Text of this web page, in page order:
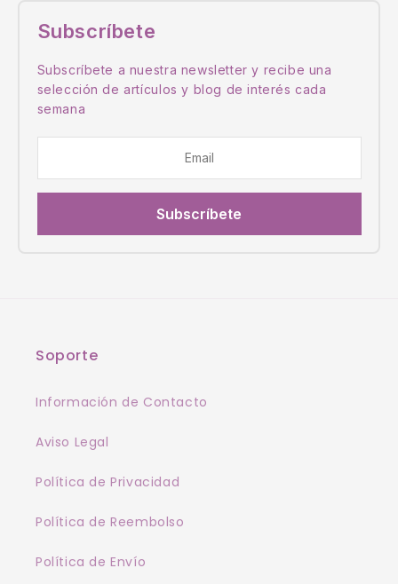
Subscríbete
Subscríbete a nuestra newsletter y recibe una
selección de artículos y blog de interés cada
semana
Subscríbete
Soporte
Información de Contacto
Aviso Legal
Política de Privacidad
Política de Reembolso
Política de Envío